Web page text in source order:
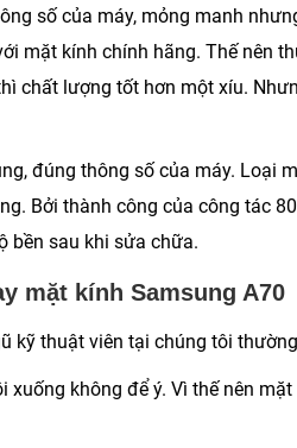
số của máy, mỏng manh
mặt kính chính hãng. Thế nên
chất lượng tốt hơn một xíu.
đúng thông số của máy. Loại
Bởi thành công của công tác
bền sau khi sửa chữa.
mặt kính Samsung A70
kỹ thuật viên tại chúng tôi
không để ý. Vì thế nên